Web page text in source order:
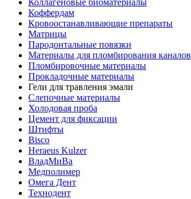
Коллагеновые биоматериалы
Коффердам
Кровоостанавливающие препараты
Матрицы
Пародонтальные повязки
Материалы для пломбирования каналов
Пломбировочные материалы
Прокладочные материалы
Гели для травления эмали
Слепочные материалы
Холодовая проба
Цемент для фиксации
Штифты
Bisco
Heraeus Kulzer
ВладМиВа
Медполимер
Омега Дент
Технодент